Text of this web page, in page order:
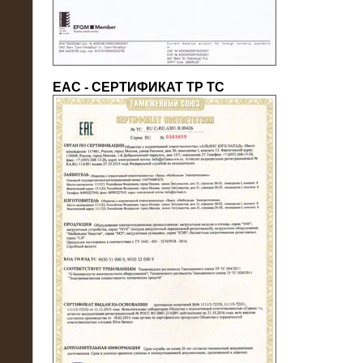
22.05.2016
Нагрузочный модуль в контейнере
10 МВт (0,4 кВ - напряжение)
ЕАС - СЕРТИФИКАТ ТР ТС